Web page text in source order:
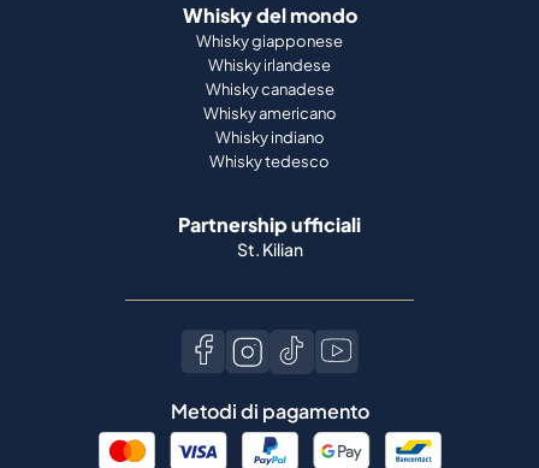
Whisky del mondo
Whisky giapponese
Whisky irlandese
Whisky canadese
Whisky americano
Whisky indiano
Whisky tedesco
Partnership ufficiali
St. Kilian
Metodi di pagamento